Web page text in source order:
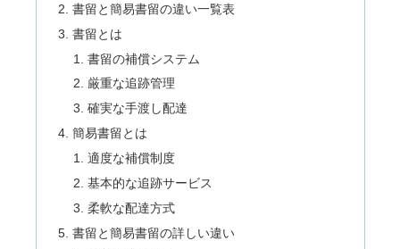
書留と簡易書留の違い一覧表
書留とは
書留の補償システム
厳重な追跡管理
確実な手渡し配達
簡易書留とは
適度な補償制度
基本的な追跡サービス
柔軟な配達方式
書留と簡易書留の詳しい違い